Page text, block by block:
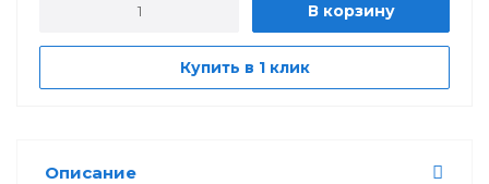
В корзину
Купить в 1 клик
Описание